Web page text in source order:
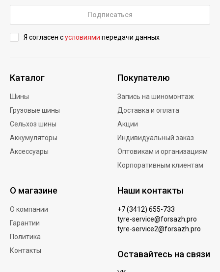
Подписаться
Я согласен сусловиями передачи данных
Каталог
Шины
Грузовые шины
Сельхоз шины
Аккумуляторы
Аксессуары
Покупателю
Запись на шиномонтаж
Доставка и оплата
Акции
Индивидуальный заказ
Оптовикам и организациям
Корпоративным клиентам
О магазине
О компании
Гарантии
Политика
Контакты
Наши контакты
+7 (3412) 655-733
tyre-service@forsazh.pro
tyre-service2@forsazh.pro
Оставайтесь на связи